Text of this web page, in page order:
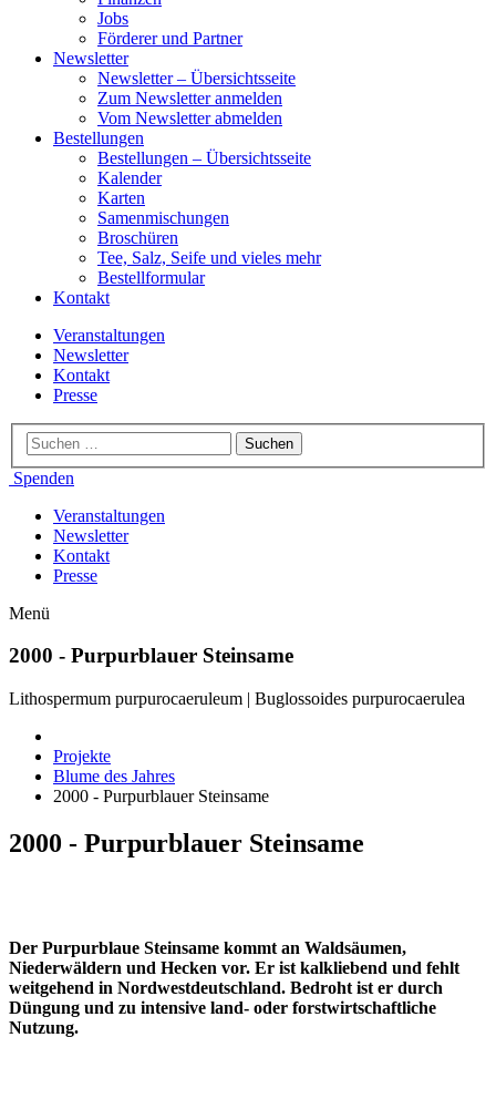
Jobs
Förderer und Partner
Newsletter
Newsletter – Übersichtsseite
Zum Newsletter anmelden
Vom Newsletter abmelden
Bestellungen
Bestellungen – Übersichtsseite
Kalender
Karten
Samenmischungen
Broschüren
Tee, Salz, Seife und vieles mehr
Bestellformular
Kontakt
Veranstaltungen
Newsletter
Kontakt
Presse
Spenden
Veranstaltungen
Newsletter
Kontakt
Presse
Menü
2000 - Purpurblauer Steinsame
Lithospermum purpurocaeruleum | Buglossoides purpurocaerulea
Projekte
Blume des Jahres
2000 - Purpurblauer Steinsame
2000 - Purpurblauer Steinsame
Der Purpurblaue Steinsame kommt an Waldsäumen,
Niederwäldern und Hecken vor. Er ist kalkliebend und fehlt
weitgehend in Nordwestdeutschland. Bedroht ist er durch
Düngung und zu intensive land- oder forstwirtschaftliche
Nutzung.